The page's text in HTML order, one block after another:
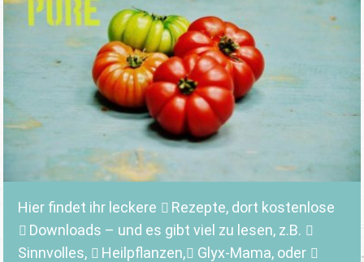
Hier findet ihr leckere Rezepte, dort kostenlose
Downloads – und es gibt viel zu lesen, z.B.
Sinnvolles, Heilpflanzen, Glyx-Mama,oder